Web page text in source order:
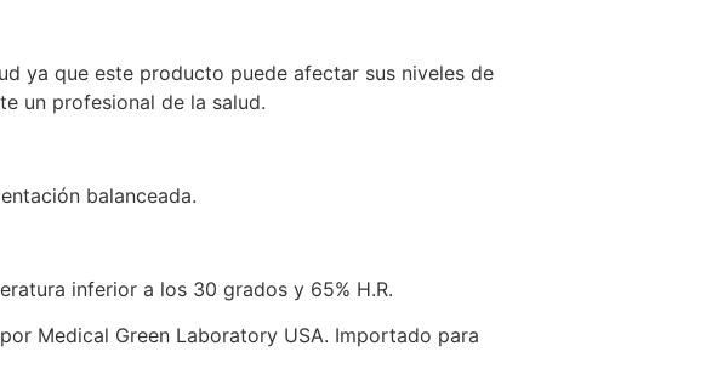
ya que este producto puede afectar sus niveles de
un profesional de la salud.
balanceada.
inferior a los 30 grados y 65% H.R.
Medical Green Laboratory USA. Importado para